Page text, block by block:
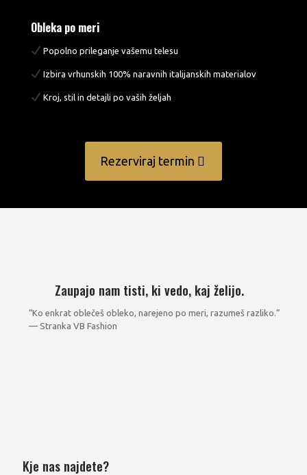
Obleka po meri
Popolno prileganje vašemu telesu
Izbira vrhunskih 100% naravnih italijanskih materialov
Kroj, stil in detajli po vaših željah
Rezerviraj termin
Zaupajo nam tisti, ki vedo, kaj želijo.
“Ko enkrat oblečeš obleko, narejeno po meri, razumeš razliko.”
— Stranka VB Fashion
Kje nas najdete?